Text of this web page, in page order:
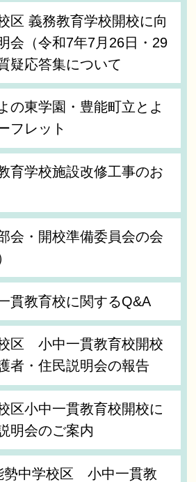
区 義務教育学校開校に向
会（令和7年7月26日・29
疑応答集について
の東学園・豊能町立とよ
フレット
育学校施設改修工事のお
会・開校準備委員会の会
貫教育校に関するQ&A
区 小中一貫教育校開校
者・住民説明会の報告
区小中一貫教育校開校に
明会のご案内
中学校区 小中一貫教